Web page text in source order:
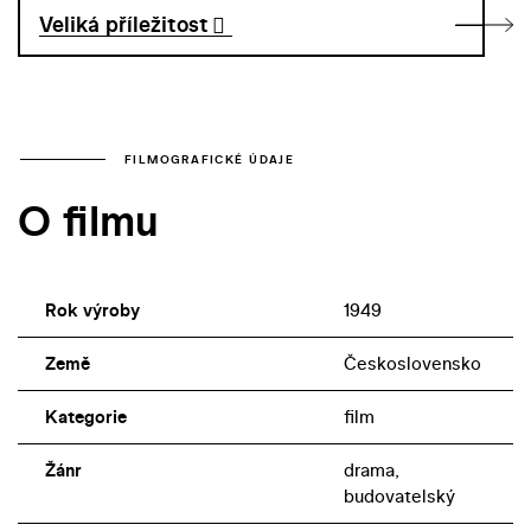
Veliká příležitost
FILMOGRAFICKÉ ÚDAJE
O filmu
Rok výroby 1949
Země Československo
Kategorie film
Žánr
drama,
budovatelský